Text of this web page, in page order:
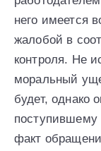
него имеется
жалобой в
контроля. Не
моральный
будет, однако
поступившему
факт